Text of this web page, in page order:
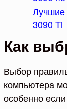
Лучшие
3090 Ti
Как
Выбор
компьютера
особенно